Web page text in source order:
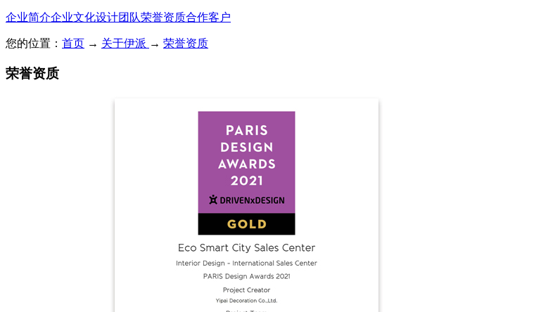
企业简介企业文化设计团队荣誉资质合作客户
您的位置： 首页 → 关于伊派 → 荣誉资质
荣誉资质